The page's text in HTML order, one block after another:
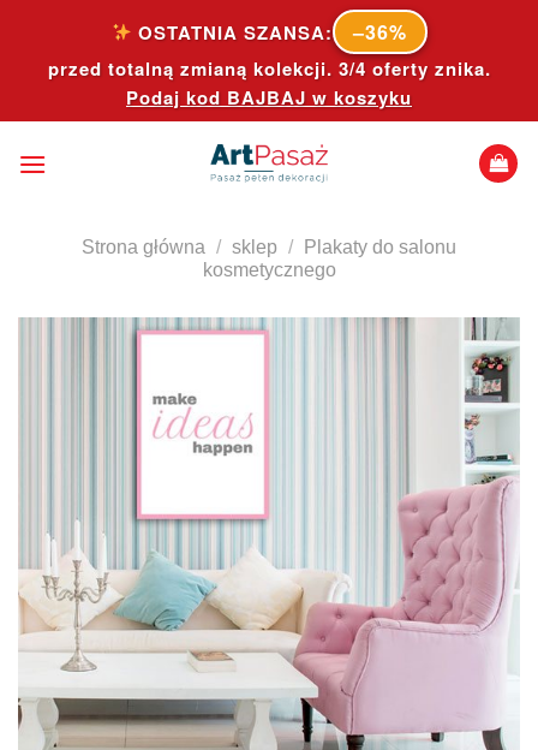
content
OSTATNIA SZANSA: –36%
przed totalną zmianą kolekcji. 3/4 oferty znika.
Podaj kod BAJBAJ w koszyku
Strona główna / sklep /
Plakaty do salonu
kosmetycznego